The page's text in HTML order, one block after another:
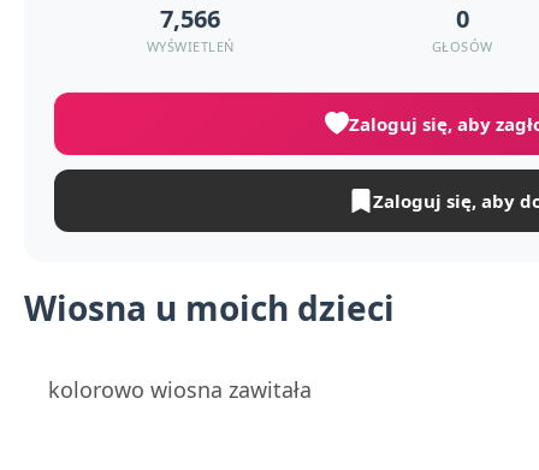
Wiosna u moich dzieci
kolorowo wiosna zawitała
7,566
WYŚWIETLEŃ
0
GŁOSÓW
Zaloguj się, aby
Zaloguj się, aby